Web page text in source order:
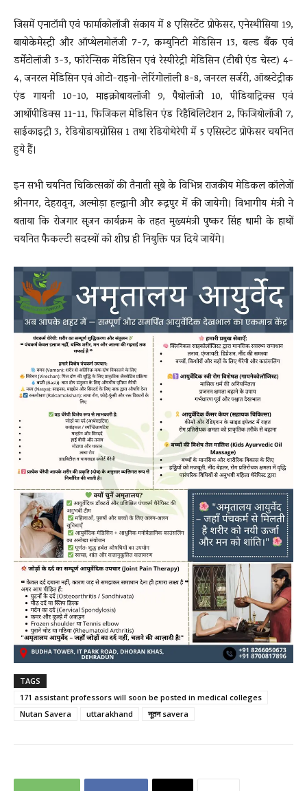
जिसमें एनाटॉमी एवं फार्माकोलॉजी संकाय में 8 एसिस्टेंट प्रोफेसर, एनेस्थीसिया 19,
बायोकेमेस्ट्री और ऑप्थेलमोलॅजी 7-7, कम्युनिटी मेडिसिन 13, बल्ड बैंक एवं
डर्मेटोलॉजी 3-3, फॉरेन्सिक मेडिसिन एवं रेस्पीरेट्री मेडिसिन (टीबी एंड चेस्ट) 4-
4, जनरल मेडिसिन एवं ओटो-राइनो-लेरिंगोलॉली 8-8, जनरल सर्जरी, ऑब्स्टेट्रीक
एंड गायनी 10-10, माइक्रोबायलॉजी 9, पैथोलॉजी 10, पीडियाट्रिक्स एवं
आर्थोपीडिक्स 11-11, फिजिकल मेडिसिन एंड रिहैबिलिटेशन 2, फिजियोलॉजी 7,
साईकाइट्री 3, रेडियोडायग्नोसिस 1 तथा रेडियोथेरेपी में 5 एसिस्टेट प्रोफेसर चयनित
हुये हैं।
इन सभी चयनित चिकित्सकों की तैनाती सूबे के विभिन्न राजकीय मेडिकल कॉलेजों
श्रीनगर, देहरादून, अल्मोड़ा हल्द्वानी और रूद्रपुर में की जायेगी। विभागीय मंत्री ने
बताया कि रोजगार सृजन कार्यक्रम के तहत मुख्यमंत्री पुष्कर सिंह धामी के हाथों
चयनित फैकल्टी सदस्यों को शीघ्र ही नियुक्ति पत्र दिये जायेंगे।
TAGS
171 assistant professors will soon be posted in medical colleges
Nutan Savera
uttarakhand नूतन savera